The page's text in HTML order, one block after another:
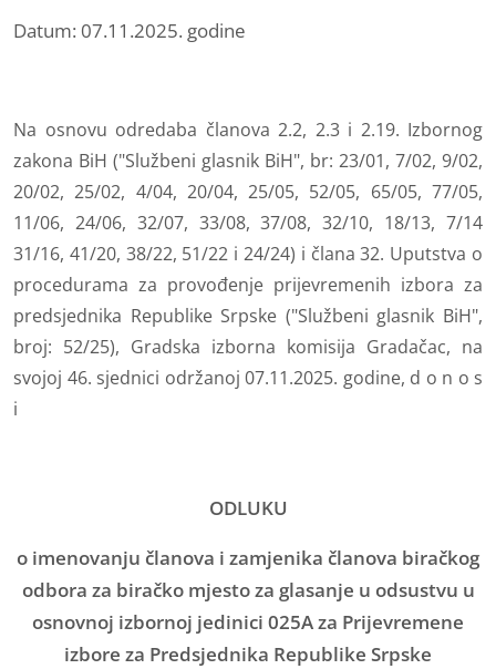
Datum: 07.11.2025. godine
Na osnovu odredaba članova 2.2, 2.3 i 2.19. Izbornog
zakona BiH ("Službeni glasnik BiH", br: 23/01, 7/02, 9/02,
20/02, 25/02, 4/04, 20/04, 25/05, 52/05, 65/05, 77/05,
11/06, 24/06, 32/07, 33/08, 37/08, 32/10, 18/13, 7/14
31/16, 41/20, 38/22, 51/22 i 24/24) i člana 32. Uputstva o
procedurama za provođenje prijevremenih izbora za
predsjednika Republike Srpske ("Službeni glasnik BiH",
broj: 52/25), Gradska izborna komisija Gradačac, na
svojoj 46. sjednici održanoj 07.11.2025. godine, d o n o s
i
ODLUKU
o imenovanju članova i zamjenika članova biračkog
odbora za biračko mjesto za glasanje u odsustvu u
osnovnoj izbornoj jedinici 025A za Prijevremene
izbore za Predsjednika Republike Srpske